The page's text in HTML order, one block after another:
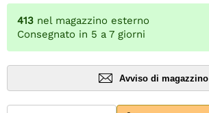
413 nel magazzino esterno
Consegnato in 5 a 7 giorni
Avviso di magazzino